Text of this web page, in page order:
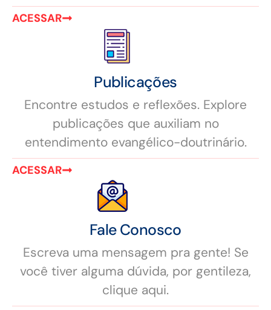
ACESSAR
Publicações
Encontre estudos e reflexões. Explore
publicações que auxiliam no
entendimento evangélico-doutrinário.
ACESSAR
Fale Conosco
Escreva uma mensagem pra gente! Se
você tiver alguma dúvida, por gentileza,
clique aqui.